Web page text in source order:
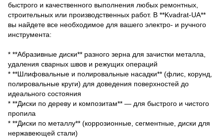
быстрого и качественного выполнения любых ремонтных,
строительных или производственных работ. В **Kvadrat-UA**
вы найдете все необходимое для вашего электро- и ручного
инструмента:
* **Абразивные диски** разного зерна для зачистки металла,
удаления сварных швов и режущих операций
* **Шлифовальные и полировальные насадки** (флис, корунд,
полировальные круги) для доведения поверхностей до
идеального состояния
* **Диски по дереву и композитам** — для быстрого и чистого
пропила
* **Диски по металлу** (коррозионные, сегментные, диски для
нержавеющей стали)